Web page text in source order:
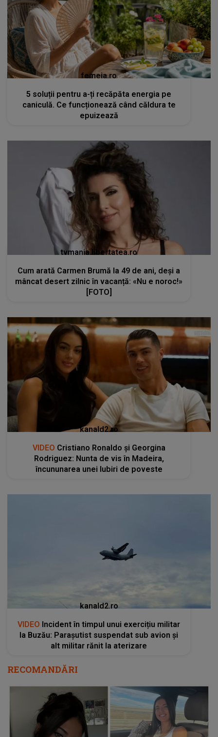
femeia.ro
5 soluții pentru a-ți recăpăta energia pe
caniculă. Ce funcționează când căldura te
epuizează
tvmania.libertatea.ro
Cum arată Carmen Brumă la 49 de ani, deși a
mâncat desert zilnic în vacanță: «Nu e noroc!»
[FOTO]
kanald2.ro
VIDEO Cristiano Ronaldo și Georgina
Rodriguez: Nunta de vis în Madeira,
încununarea unei Iubiri de poveste
kanald2.ro
VIDEO Incident în timpul unui exercițiu militar
la Buzău: Parașutist suspendat sub avion și
alt militar rănit la aterizare
RECOMANDĂRI